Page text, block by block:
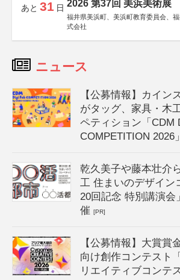
あと 31 日 2026 第37回 美浜美術展
福井県美浜町、美浜町教育委員会、
式会社
ニュース
【公募情報】カイン
がタッグ、家具・木
ペティション「CDM
COMPETITION 2026
乾久美子や藤本壮介
工 住まいのデザイン
20回記念 特別講演会
催[PR]
【公募情報】大賞賞
向け創作コンテスト
リエイティブコンテ